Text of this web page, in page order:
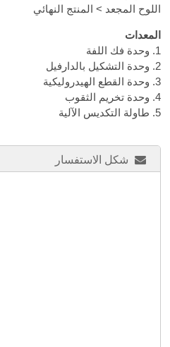
اللوح المجعد > المنتج النهائي
المعدات
1. وحدة فك اللفة
2. وحدة التشكيل بالدارفيل
3. وحدة القطع الهيدروليكية
4. وحدة تخريم الثقوب
5. طاولة التكديس الآلية
شكل الاستفسار